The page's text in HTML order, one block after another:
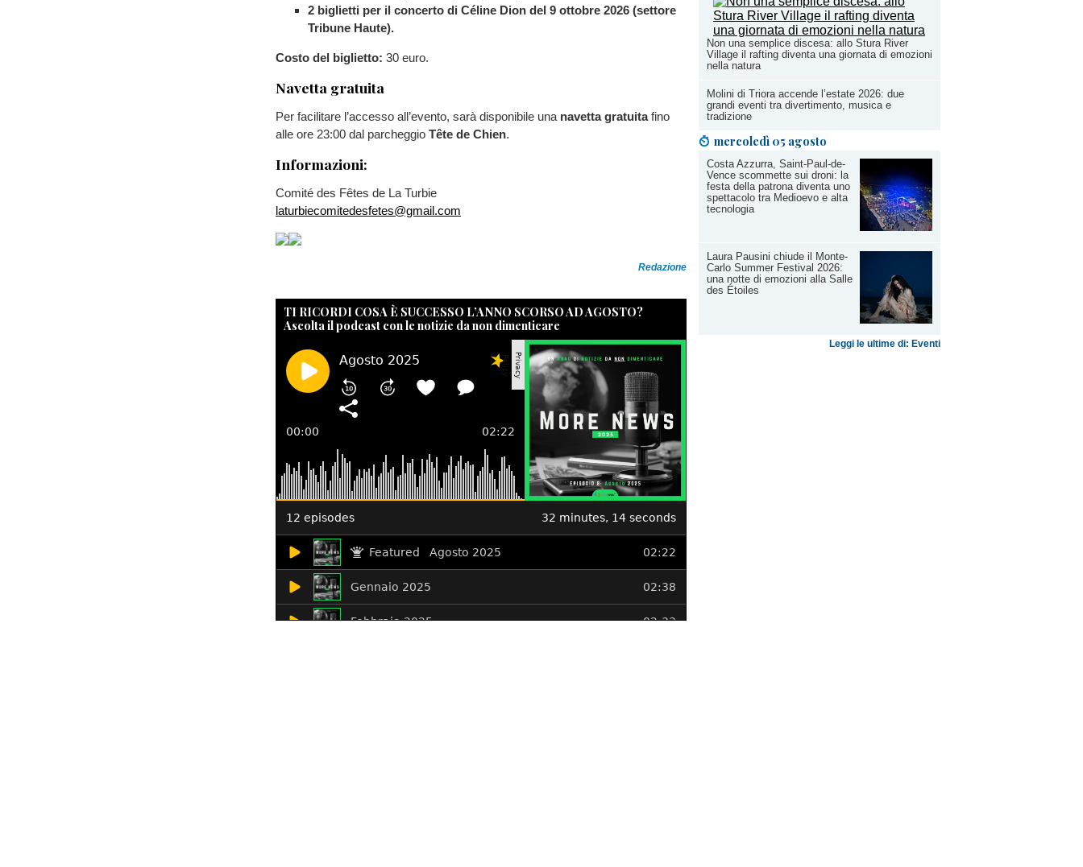
Non una semplice discesa: allo Stura River
Village il rafting diventa una giornata di emozioni
nella natura
Molini di Triora accende l’estate 2026: due
grandi eventi tra divertimento, musica e
tradizione
mercoledì 05 agosto
Costa Azzurra, Saint-Paul-de-
Vence scommette sui droni: la
festa della patrona diventa uno
spettacolo tra Medioevo e alta
tecnologia
Laura Pausini chiude il Monte-
Carlo Summer Festival 2026:
una notte di emozioni alla Salle
des Étoiles
Leggi le ultime di: Eventi
2 biglietti per il concerto di Céline Dion del 9 ottobre 2026 (settore
Tribune Haute).
Costo del biglietto: 30 euro.
Navetta gratuita
Per facilitare l’accesso all’evento, sarà disponibile una navetta gratuitafino
alle ore 23:00 dal parcheggio Tête de Chien.
Informazioni:
Comité des Fêtes de La Turbie
laturbiecomitedesfetes@gmail.com
Redazione
TI RICORDI COSA È SUCCESSO L’ANNO SCORSO AD AGOSTO?
Ascolta il podcast con le notizie da non dimenticare